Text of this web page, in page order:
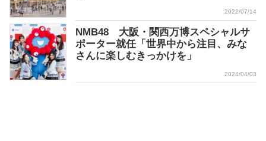
2022/07/14
NMB48 大阪・関西万博スペシャルサ
ポーター就任「世界中から注目、みな
さんに楽しむきっかけを」
2024/04/03